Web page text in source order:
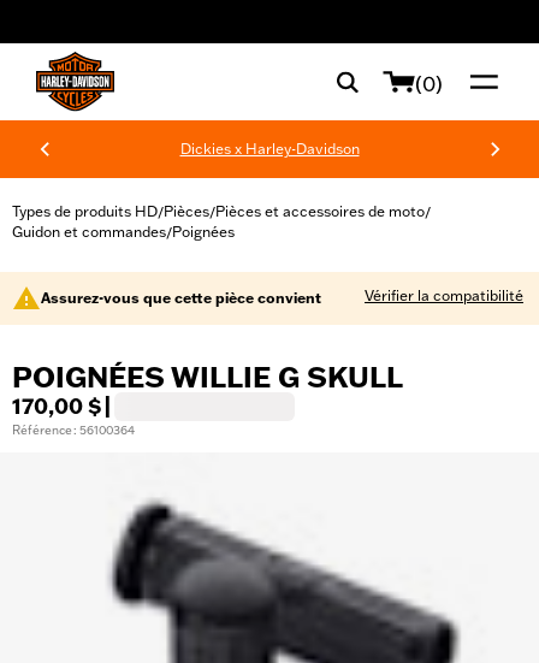
(0)
Dickies x Harley-Davidson
Types de produits HD/Pièces/Pièces et accessoires de moto/
Guidon et commandes/Poignées
Assurez-vous que cette pièce convient Vérifier la compatibilité
POIGNÉES WILLIE G SKULL
170,00 $
Référence : 56100364